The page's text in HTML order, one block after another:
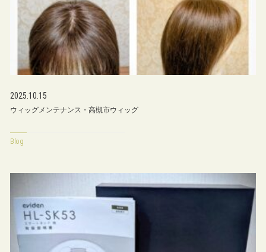
2025.10.15
ウィッグメンテナンス・高槻市ウィッグ
Blog